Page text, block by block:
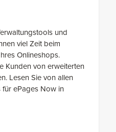
und
viel Zeit beim
Onlineshops.
Kunden von erweiterten
Lesen Sie von allen
für ePages Now in